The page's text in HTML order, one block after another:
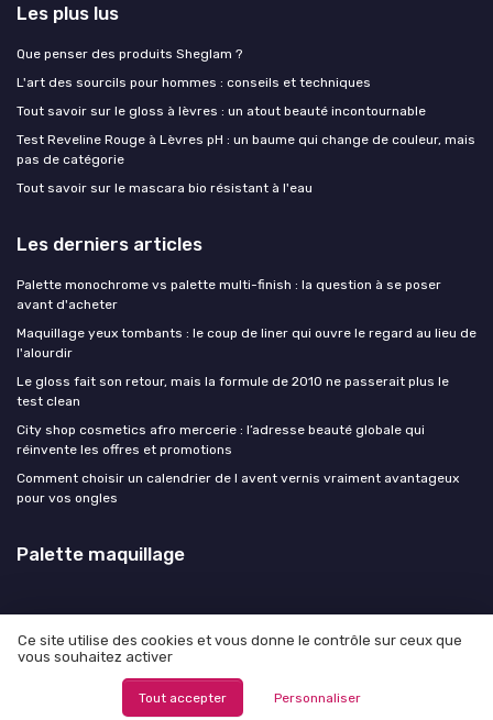
Les plus lus
Que penser des produits Sheglam ?
L'art des sourcils pour hommes : conseils et techniques
Tout savoir sur le gloss à lèvres : un atout beauté incontournable
Test Reveline Rouge à Lèvres pH : un baume qui change de couleur, mais
pas de catégorie
Tout savoir sur le mascara bio résistant à l'eau
Les derniers articles
Palette monochrome vs palette multi-finish : la question à se poser
avant d'acheter
Maquillage yeux tombants : le coup de liner qui ouvre le regard au lieu de
l'alourdir
Le gloss fait son retour, mais la formule de 2010 ne passerait plus le
test clean
City shop cosmetics afro mercerie : l’adresse beauté globale qui
réinvente les offres et promotions
Comment choisir un calendrier de l avent vernis vraiment avantageux
pour vos ongles
Palette maquillage
Mentions légales
© Palette maquillage 2026
Ce site utilise des cookies et vous donne le contrôle sur ceux que
vous souhaitez activer
Tout accepter Personnaliser